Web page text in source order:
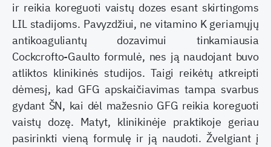
ir reikia koreguoti vaistų dozes esant skirtingoms
LIL stadijoms. Pavyzdžiui, ne vitamino K geriamųjų
antikoaguliantų dozavimui tinkamiausia
Cockcrofto-Gaulto formulė, nes ją naudojant buvo
atliktos klinikinės studijos. Taigi reikėtų atkreipti
dėmesį, kad GFG apskaičiavimas tampa svarbus
gydant ŠN, kai dėl mažesnio GFG reikia koreguoti
vaistų dozę. Matyt, klinikinėje praktikoje geriau
pasirinkti vieną formulę ir ją naudoti. Žvelgiant į